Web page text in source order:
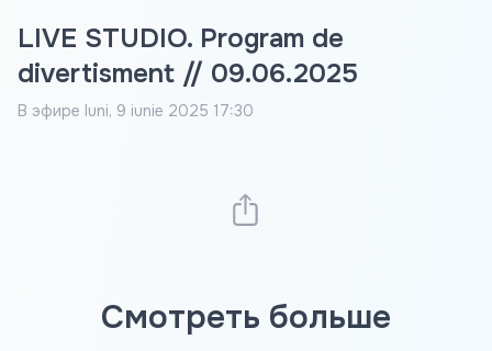
LIVE STUDIO. Program de
divertisment // 09.06.2025
В эфире luni, 9 iunie 2025 17:30
Смотреть больше